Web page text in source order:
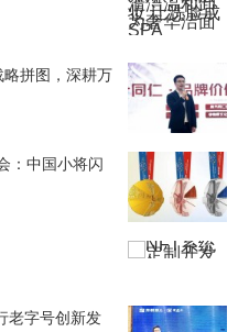
略拼图，深耕万
：中国小将闪
老字号创新发